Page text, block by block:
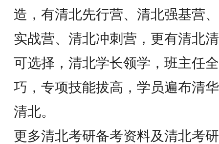
造，有清北先行营、清北强基营
实战营、清北冲刺营，更有清北
可选择，清北学长领学，班主任
巧，专项技能拔高，学员遍布清
清北。
更多清北考研备考资料及清北考